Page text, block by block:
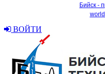
Бийск -
ВОЙТИ